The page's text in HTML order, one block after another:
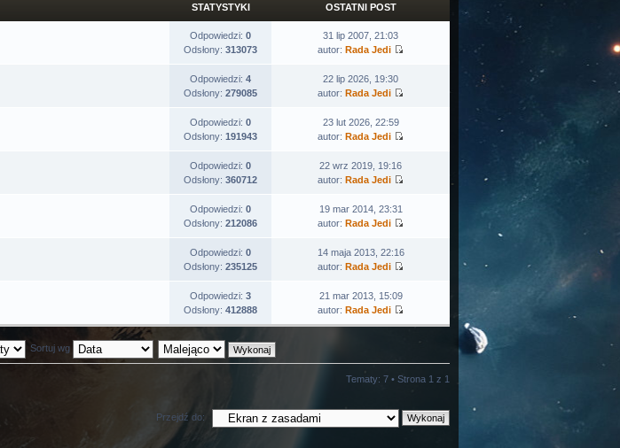
STATYSTYKI OSTATNI POST
Odpowiedzi: 0
Odsłony: 313073
31 lip 2007, 21:03
autor: Rada Jedi
Odpowiedzi: 4
Odsłony: 279085
22 lip 2026, 19:30
autor: Rada Jedi
Odpowiedzi: 0
Odsłony: 191943
23 lut 2026, 22:59
autor: Rada Jedi
Odpowiedzi: 0
Odsłony: 360712
22 wrz 2019, 19:16
autor: Rada Jedi
Odpowiedzi: 0
Odsłony: 212086
19 mar 2014, 23:31
autor: Rada Jedi
Odpowiedzi: 0
Odsłony: 235125
14 maja 2013, 22:16
autor: Rada Jedi
Odpowiedzi: 3
Odsłony: 412888
21 mar 2013, 15:09
autor: Rada Jedi
Sortuj wg
Tematy: 7 • Strona 1 z 1
Przejdź do: